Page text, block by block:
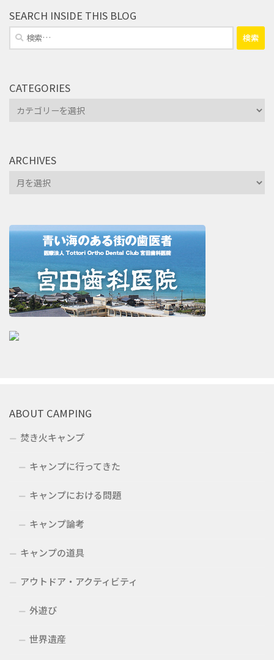
SEARCH INSIDE THIS BLOG
検
索:
CATEGORIES
Categories
ARCHIVES
Archives
ABOUT CAMPING
焚き火キャンプ
キャンプに行ってきた
キャンプにおける問題
キャンプ論考
キャンプの道具
アウトドア・アクティビティ
外遊び
世界遺産